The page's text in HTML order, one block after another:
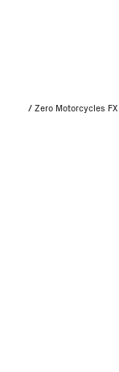
/ Zero Motorcycles